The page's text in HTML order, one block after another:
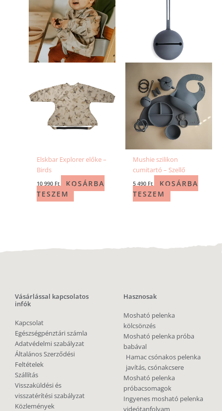
Elskbar Explorer előke –
Birds
10 990 Ft
KOSÁRBA
TESZEM
Mushie szilikon
cumitartó – Szellő
5 490 Ft
KOSÁRBA
TESZEM
Vásárlással kapcsolatos
infók
Kapcsolat
Egészségpénztári számla
Adatvédelmi szabályzat
Általános Szerződési
Feltételek
Szállítás
Visszaküldési és
visszatérítési szabályzat
Közlemények
Hasznosak
Mosható pelenka
kölcsönzés
Mosható pelenka próba
babával
Hamac csónakos pelenka
javítás, csónakcsere
Mosható pelenka
próbacsomagok
Ingyenes mosható pelenka
videótanfolyam